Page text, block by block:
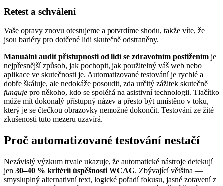
Retest a schválení
Vaše opravy znovu otestujeme a potvrdíme shodu, takže víte, že
jsou bariéry pro dotčené lidi skutečně odstraněny.
Manuální audit přístupnosti od lidí se zdravotním postižením je
nejpřesnější způsob, jak pochopit, jak použitelný váš web nebo
aplikace ve skutečnosti je. Automatizované testování je rychlé a
dobře škáluje, ale nedokáže posoudit, zda určitý zážitek skutečně
funguje pro někoho, kdo se spoléhá na asistivní technologii. Tlačítko
může mít dokonalý přístupný název a přesto být umístěno v toku,
který je se čtečkou obrazovky nemožné dokončit. Testování ze žité
zkušenosti tuto mezeru uzavírá.
Proč automatizované testování nestačí
Nezávislý výzkum trvale ukazuje, že automatické nástroje detekují
jen 30–40 % kritérií úspěšnosti WCAG. Zbývající většina —
smysluplný alternativní text, logické pořadí fokusu, jasné zotavení z